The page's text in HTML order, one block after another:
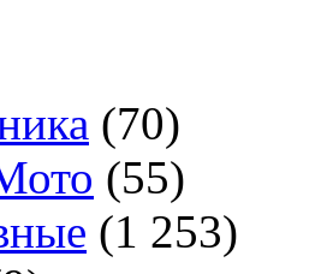
(70)
(55)
(1 253)